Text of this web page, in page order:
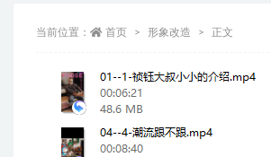
当前位置： 首页 形象改造 正文